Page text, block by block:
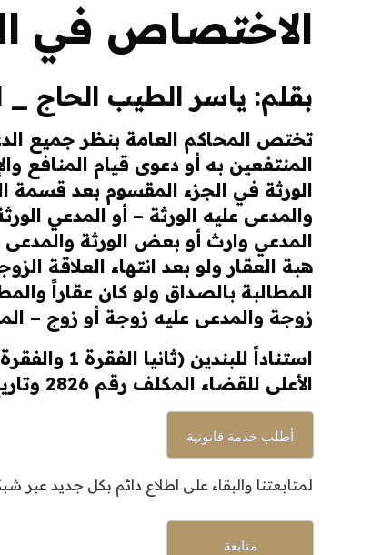
الاختصاص في
بقلم: ياسر الطيب الحاج _
تختص المحاكم العامة بنظر جميع
المنتفعين به أو دعوى قيام المنافع
الورثة في الجزء المقسوم بعد قسمة
والمدعى عليه الورثة – أو المدعي
المدعي وارث أو بعض الورثة
هبة العقار ولو بعد انتهاء العلاقة
المطالبة بالصداق ولو كان عقاراً
زوجة والمدعى عليه زوجة أو زوج –
الأعلى للقضاء المكلف رقم 2826 وتاريخ 29/1/1439هـ.
أطلب خدمة قانونية
لمتابعتنا والبقاء على اطلاع دائم بكل جديد عبر
متابعة